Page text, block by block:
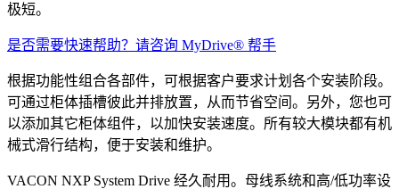
极短。
是否需要快速帮助？请咨询 MyDrive® 帮手
根据功能性组合各部件，可根据客户要求计划各个安装阶段。
可通过柜体插槽彼此并排放置，从而节省空间。另外，您也可
以添加其它柜体组件，以加快安装速度。所有较大模块都有机
械式滑行结构，便于安装和维护。
VACON NXP System Drive 经久耐用。母线系统和高/低功率设